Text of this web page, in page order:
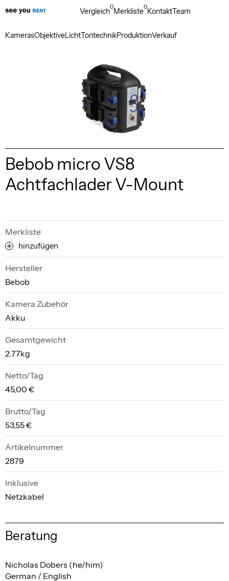
KamerasObjektiveLichtTontechnikProduktionVerkauf
Vergleich0Merkliste0KontaktTeam
Bebob micro VS8
Achtfachlader V-Mount
Merkliste
hinzufügen
Hersteller
Bebob
Kamera Zubehör
Akku
Gesamtgewicht
2.77kg
Netto/Tag
45,00 €
Brutto/Tag
53,55 €
Artikelnummer
2879
Inklusive
Netzkabel
Beratung
Nicholas Dobers (he/him)
German / English